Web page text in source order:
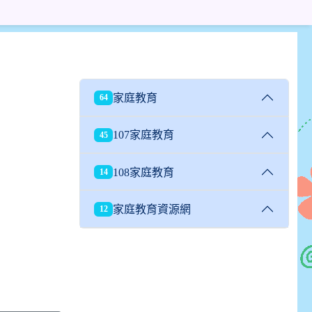
64 家庭教育
45 107家庭教育
14 108家庭教育
12 家庭教育資源網